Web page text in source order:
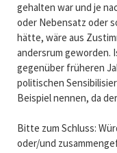
gehalten war und je
oder Nebensatz oder
hätte, wäre aus
andersrum geworden.
gegenüber früheren
politischen
Beispiel nennen, da
Bitte zum Schluss:
oder/und